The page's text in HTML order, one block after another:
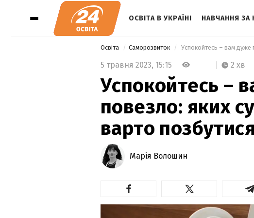
ОСВІТА В УКРАЇНІ НАВЧАННЯ
Освіта Саморозвиток
5 травня 2023, 15:15 2 хв
Успокойтесь –
повезло: яких
варто
Марія Волошин